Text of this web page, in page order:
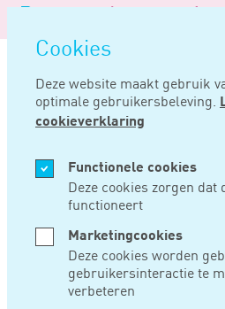
overslaan
Cookies
Deze website maakt gebruik
optimale gebruikersbeleving.
cookieverklaring
Functionele cookies
Deze cookies zorgen
functioneert
Marketingcookies
Deze cookies worden
gebruikersinteractie te
verbeteren
Logo
Noord
Negentig
Home Nieuws Afspraken over
MRT 21, 2025
ZERO-